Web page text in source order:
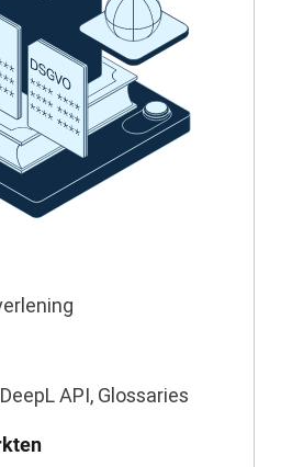
API, Glossaries